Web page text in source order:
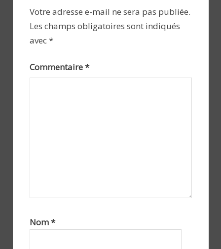
Votre adresse e-mail ne sera pas publiée.
Les champs obligatoires sont indiqués
avec*
Commentaire*
Nom*